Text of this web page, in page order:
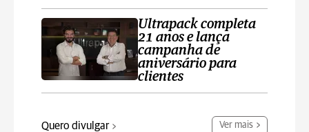
Ultrapack completa
21 anos e lança
campanha de
aniversário para
clientes
Quero divulgar Ver mais